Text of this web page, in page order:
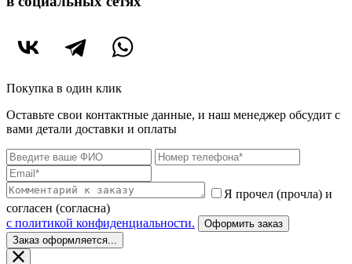
Покупка в один клик
Оставьте свои контактные данные, и наш менеджер обсудит с
вами детали доставки и оплаты
Я прочел (прочла) и
согласен (согласна)
c политикой конфиденциальности.
Оформить заказ
Заказ оформляется...